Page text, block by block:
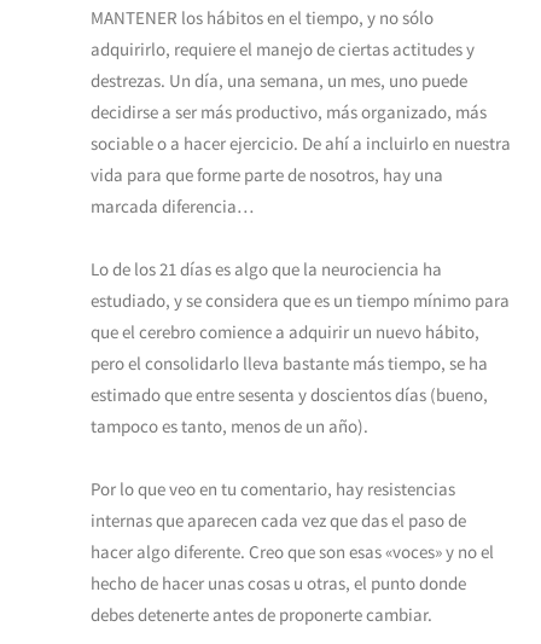
MANTENER los hábitos en el tiempo, y no sólo
adquirirlo, requiere el manejo de ciertas actitudes y
destrezas. Un día, una semana, un mes, uno puede
decidirse a ser más productivo, más organizado, más
sociable o a hacer ejercicio. De ahí a incluirlo en nuestra
vida para que forme parte de nosotros, hay una
marcada diferencia…
Lo de los 21 días es algo que la neurociencia ha
estudiado, y se considera que es un tiempo mínimo para
que el cerebro comience a adquirir un nuevo hábito,
pero el consolidarlo lleva bastante más tiempo, se ha
estimado que entre sesenta y doscientos días (bueno,
tampoco es tanto, menos de un año).
Por lo que veo en tu comentario, hay resistencias
internas que aparecen cada vez que das el paso de
hacer algo diferente. Creo que son esas «voces» y no el
hecho de hacer unas cosas u otras, el punto donde
debes detenerte antes de proponerte cambiar.